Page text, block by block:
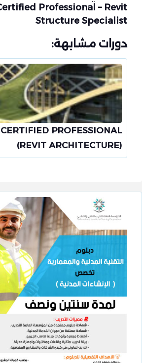
Professional – Revit
Structure Specialist
دورات مشابهة:
PROFESSIONAL
(REVIT ARCHITECTURE)